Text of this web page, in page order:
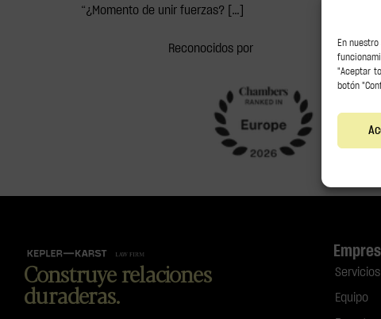
En
"Aceptar
botón
“¿Momento de unir fuerzas? […]
Reconocidos por
Construye relaciones
duraderas.
Equipo